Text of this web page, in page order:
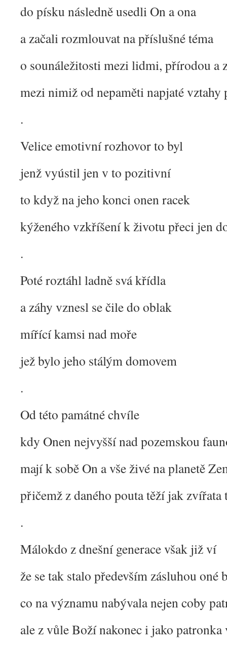
do písku následně usedli On a ona
a začali rozmlouvat na příslušné téma
o sounáležitosti mezi lidmi, přírodou a
mezi nimiž od nepaměti napjaté vztahy
.
Velice emotivní rozhovor to byl
jenž vyústil jen v to pozitivní
to když na jeho konci onen racek
kýženého vzkříšení k životu přeci jen
.
Poté roztáhl ladně svá křídla
a záhy vznesl se čile do oblak
mířící kamsi nad moře
jež bylo jeho stálým domovem
.
Od této památné chvíle
kdy Onen nejvyšší nad pozemskou
mají k sobě On a vše živé na planetě
přičemž z daného pouta těží jak zvířata
.
Málokdo z dnešní generace však již ví
že se tak stalo především zásluhou oné
co na významu nabývala nejen coby
ale z vůle Boží nakonec i jako patronka